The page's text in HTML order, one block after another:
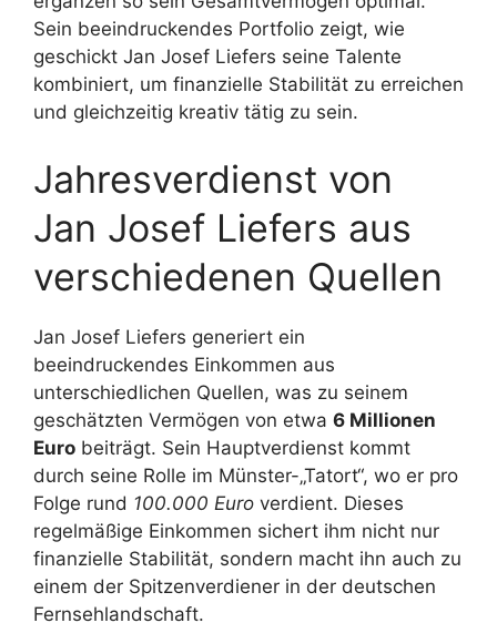
Sein beeindruckendes Portfolio zeigt, wie
geschickt Jan Josef Liefers seine Talente
kombiniert, um finanzielle Stabilität zu erreichen
und gleichzeitig kreativ tätig zu sein.
Jahresverdienst von
Jan Josef Liefers aus
verschiedenen Quellen
Jan Josef Liefers generiert ein
beeindruckendes Einkommen aus
unterschiedlichen Quellen, was zu seinem
geschätzten Vermögen von etwa 6 Millionen
Euro beiträgt. Sein Hauptverdienst kommt
durch seine Rolle im Münster-„Tatort“, wo er pro
Folge rund 100.000 Euro verdient. Dieses
regelmäßige Einkommen sichert ihm nicht nur
finanzielle Stabilität, sondern macht ihn auch zu
einem der Spitzenverdiener in der deutschen
Fernsehlandschaft.